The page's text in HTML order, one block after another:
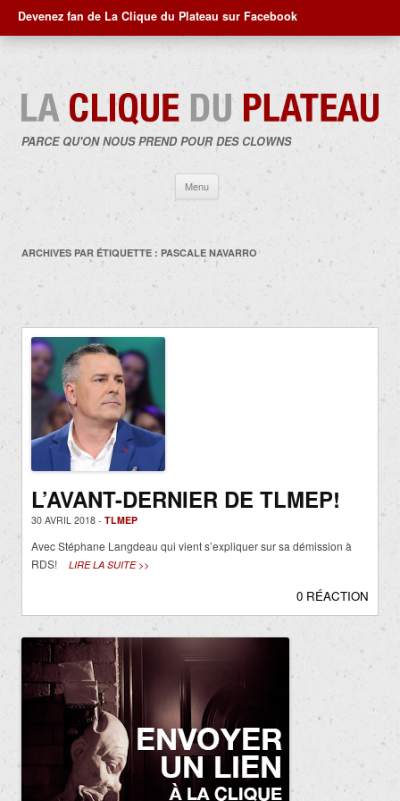
Devenez fan de La Clique du Plateau sur Facebook
PARCE QU'ON NOUS PREND POUR DES CLOWNS
Menu
contenu
ARCHIVES PAR ÉTIQUETTE : PASCALE NAVARRO
L’AVANT-DERNIER DE TLMEP!
30 AVRIL 2018 - TLMEP
Avec Stéphane Langdeau qui vient s’expliquer sur sa démission à
RDS!
LIRE LA SUITE >>
0 RÉACTION